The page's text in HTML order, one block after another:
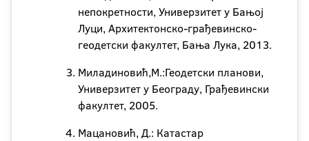
непокретности, Универзитет у Бањој
Луци, Архитектонско-грађевинско-
геодетски факултет, Бања Лука, 2013.
Миладиновић,М.:Геодетски планови,
Универзитет у Београду, Грађевински
факултет, 2005.
Мацановић, Д.: Катастар